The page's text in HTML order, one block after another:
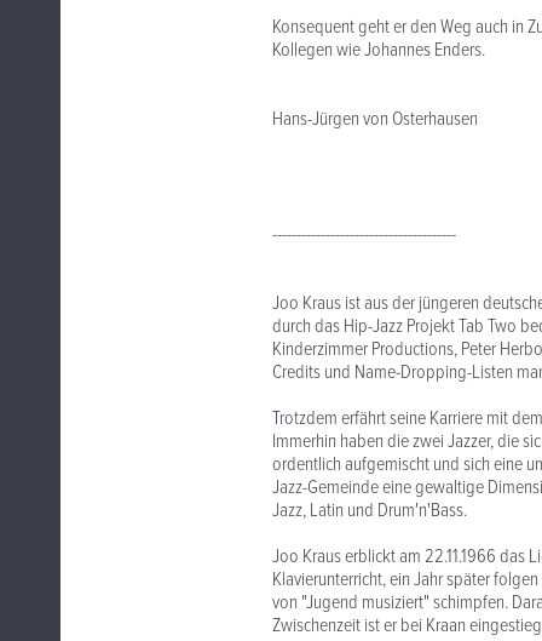
Konsequent geht er den Weg auch in
Kollegen wie Johannes Enders.
Hans-Jürgen von Osterhausen
--------------------------------------
Joo Kraus ist aus der jüngeren
durch das Hip-Jazz Projekt Tab Two
Kinderzimmer Productions, Peter
Credits und Name-Dropping-Listen
Trotzdem erfährt seine Karriere mit
Immerhin haben die zwei Jazzer, die
ordentlich aufgemischt und sich eine
Jazz-Gemeinde eine gewaltige
Jazz, Latin und Drum'n'Bass.
Joo Kraus erblickt am 22.11.1966 das
Klavierunterricht, ein Jahr später
von "Jugend musiziert" schimpfen.
Zwischenzeit ist er bei Kraan